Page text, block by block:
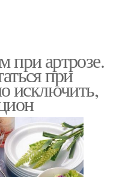
при артрозе.
при
исключить,